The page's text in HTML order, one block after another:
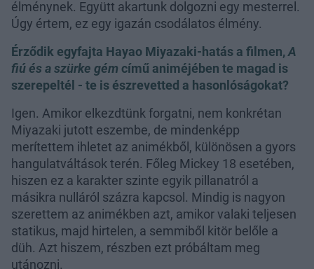
élménynek. Együtt akartunk dolgozni egy mesterrel.
Úgy értem, ez egy igazán csodálatos élmény.
Érződik egyfajta Hayao Miyazaki-hatás a filmen,A
fiú és a szürke gém című animéjében te magad is
szerepeltél - te is észrevetted a hasonlóságokat?
Igen. Amikor elkezdtünk forgatni, nem konkrétan
Miyazaki jutott eszembe, de mindenképp
merítettem ihletet az animékből, különösen a gyors
hangulatváltások terén. Főleg Mickey 18 esetében,
hiszen ez a karakter szinte egyik pillanatról a
másikra nulláról százra kapcsol. Mindig is nagyon
szerettem az animékben azt, amikor valaki teljesen
statikus, majd hirtelen, a semmiből kitör belőle a
düh. Azt hiszem, részben ezt próbáltam meg
utánozni.